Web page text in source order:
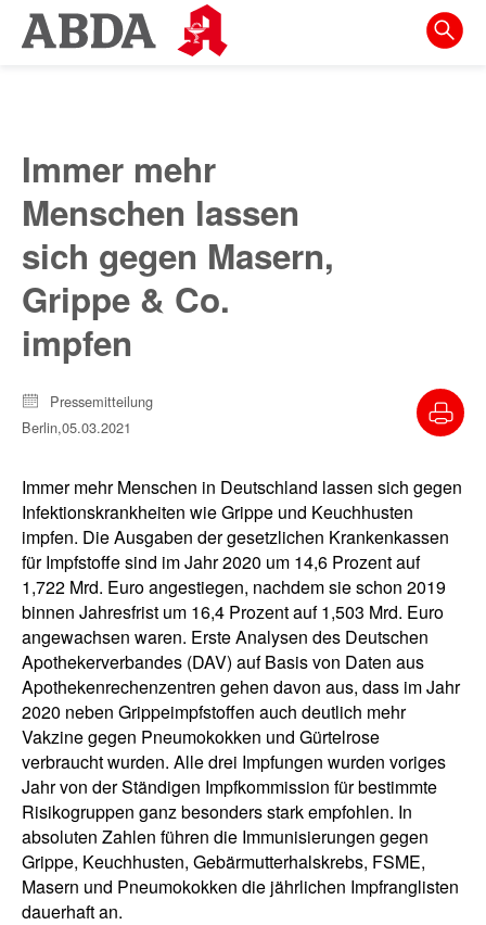
Springe
direkt
zur
Meta-
Navigation
Inhalt
zur
Immer mehr
Menschen lassen
sich gegen Masern,
Grippe & Co.
impfen
Pressemitteilung
Berlin,05.03.2021
Immer mehr Menschen in Deutschland lassen sich gegen
Infektionskrankheiten wie Grippe und Keuchhusten
impfen. Die Ausgaben der gesetzlichen Krankenkassen
für Impfstoffe sind im Jahr 2020 um 14,6 Prozent auf
1,722 Mrd. Euro angestiegen, nachdem sie schon 2019
binnen Jahresfrist um 16,4 Prozent auf 1,503 Mrd. Euro
angewachsen waren. Erste Analysen des Deutschen
Apothekerverbandes (DAV) auf Basis von Daten aus
Apothekenrechenzentren gehen davon aus, dass im Jahr
2020 neben Grippeimpfstoffen auch deutlich mehr
Vakzine gegen Pneumokokken und Gürtelrose
verbraucht wurden. Alle drei Impfungen wurden voriges
Jahr von der Ständigen Impfkommission für bestimmte
Risikogruppen ganz besonders stark empfohlen. In
absoluten Zahlen führen die Immunisierungen gegen
Grippe, Keuchhusten, Gebärmutterhalskrebs, FSME,
Masern und Pneumokokken die jährlichen Impfranglisten
dauerhaft an.